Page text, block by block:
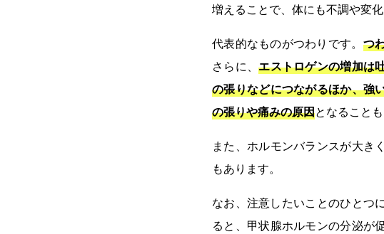
増えることで、体にも不調や変化
代表的なものがつわりです。 つ
さらに、エストロゲンの増加は
の張りなどにつながるほか、強
の張りや痛みの原因となることも
また、ホルモンバランスが大き
もあります。
なお、注意したいことのひとつ
ると、甲状腺ホルモンの分泌が